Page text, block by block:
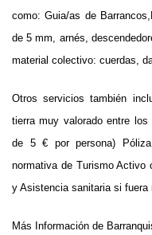
como: Guia/as de
de 5 mm, arnés,
material colectivo: cuerdas,
Otros servicios también
tierra muy valorado entre
de 5 € por persona)
normativa de Turismo Activo
y Asistencia sanitaria si fuera
Más Información de